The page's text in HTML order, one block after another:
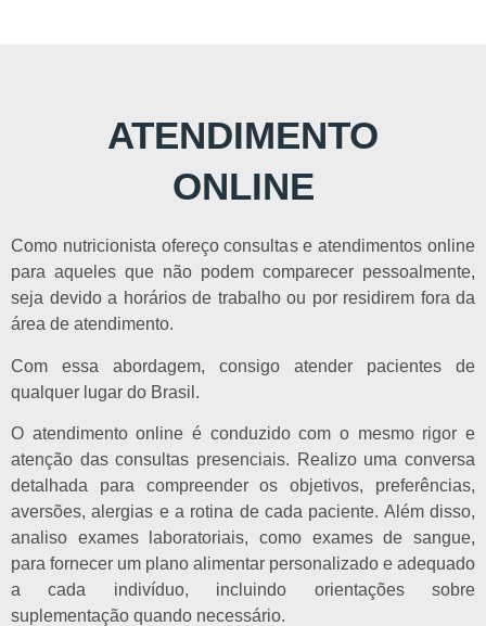
ATENDIMENTO
ONLINE
Como nutricionista ofereço consultas e atendimentos online
para aqueles que não podem comparecer pessoalmente,
seja devido a horários de trabalho ou por residirem fora da
área de atendimento.
Com essa abordagem, consigo atender pacientes de
qualquer lugar do Brasil.
O atendimento online é conduzido com o mesmo rigor e
atenção das consultas presenciais. Realizo uma conversa
detalhada para compreender os objetivos, preferências,
aversões, alergias e a rotina de cada paciente. Além disso,
analiso exames laboratoriais, como exames de sangue,
para fornecer um plano alimentar personalizado e adequado
a cada indivíduo, incluindo orientações sobre
suplementação quando necessário.